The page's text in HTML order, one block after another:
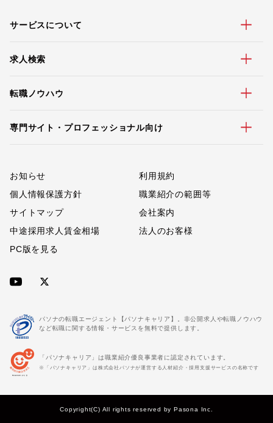
サービスについて
求人検索
転職ノウハウ
専門サイト・プロフェッショナル向け
お知らせ
利用規約
個人情報保護方針
職業紹介の範囲等
サイトマップ
会社案内
中途採用求人賃金相場
法人のお客様
PC版を見る
パソナの転職エージェント【パソナキャリア】。非公開求人や転職ノウハウ
など転職に関する情報・サービスを無料で提供します。
「パソナキャリア」は職業紹介優良事業者に認定されています。
※「パソナキャリア」は株式会社パソナが運営する人材紹介・採用支援サービスの名称です
Copyright(C) All rights reserved by Pasona Inc.